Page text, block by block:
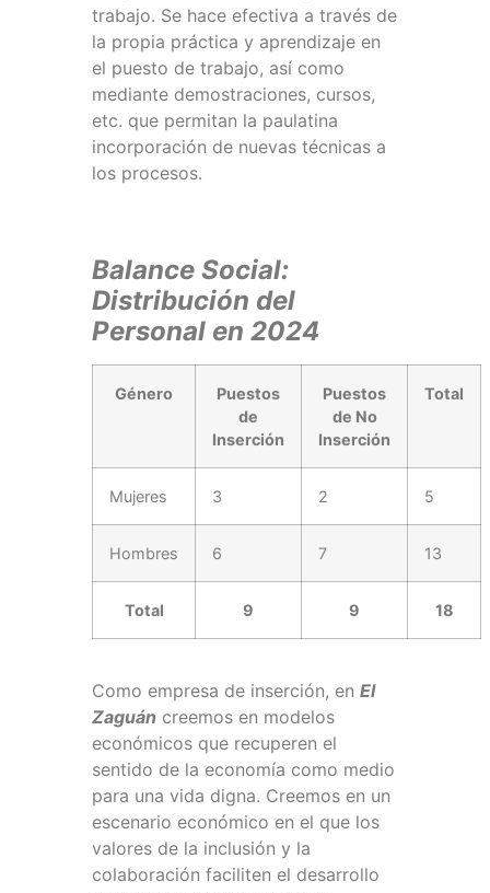
trabajo. Se hace efectiva a través de
la propia práctica y aprendizaje en
el puesto de trabajo, así como
mediante demostraciones, cursos,
etc. que permitan la paulatina
incorporación de nuevas técnicas a
los procesos.
Balance Social:
Distribución del
Personal en 2024
Género
Puestos
de
Inserción
Puestos
de No
Inserción
Total
Mujeres 3 2 5
Hombres 6 7 13
Total 9 9 18
Como empresa de inserción, enEl
Zaguán creemos en modelos
económicos que recuperen el
sentido de la economía como medio
para una vida digna. Creemos en un
escenario económico en el que los
valores de la inclusión y la
colaboración faciliten el desarrollo